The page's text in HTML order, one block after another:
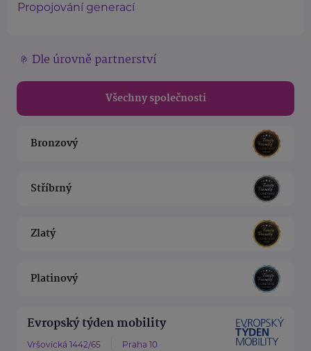
Propojování generací
Dle úrovně partnerství
Všechny společnosti
Bronzový
Stříbrný
Zlatý
Platinový
Evropský týden mobility
Vršovická 1442/65 Praha 10